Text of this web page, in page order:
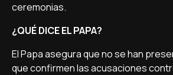
ceremonias.
¿QUÉ DICE EL PAPA?
El Papa asegura que no se han
que confirmen las acusaciones